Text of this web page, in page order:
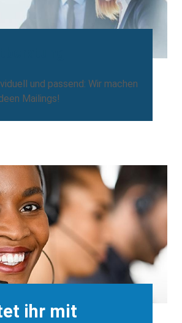
und passend: Wir machen
Mailings!
ihr mit